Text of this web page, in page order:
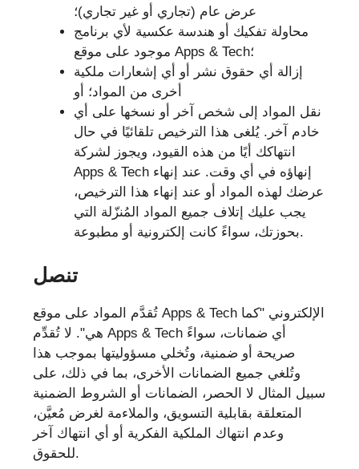
عرض عام (تجاري أو غير تجاري)؛
محاولة تفكيك أو هندسة عكسية لأي برنامج
موجود على موقع Apps & Tech؛
إزالة أي حقوق نشر أو أي إشعارات ملكية
أخرى من المواد؛ أو
نقل المواد إلى شخص آخر أو نسخها على أي
خادم آخر. يُلغى هذا الترخيص تلقائيًا في حال
انتهاكك أيًا من هذه القيود، ويجوز لشركة
Apps & Tech إنهاؤه في أي وقت. عند إنهاء
عرضك لهذه المواد أو عند إنهاء هذا الترخيص،
يجب عليك إتلاف جميع المواد المُنزّلة التي
بحوزتك، سواءً كانت إلكترونية أو مطبوعة.
تنصل
تُقدَّم المواد على موقع Apps & Tech الإلكتروني "كما
هي". لا تُقدِّم Apps & Tech أي ضمانات، سواءً
صريحة أو ضمنية، وتُخلي مسؤوليتها بموجب هذا
وتُلغي جميع الضمانات الأخرى، بما في ذلك، على
سبيل المثال لا الحصر، الضمانات أو الشروط الضمنية
المتعلقة بقابلية التسويق، والملاءمة لغرض مُعيَّن،
وعدم انتهاك الملكية الفكرية أو أي انتهاك آخر
للحقوق.